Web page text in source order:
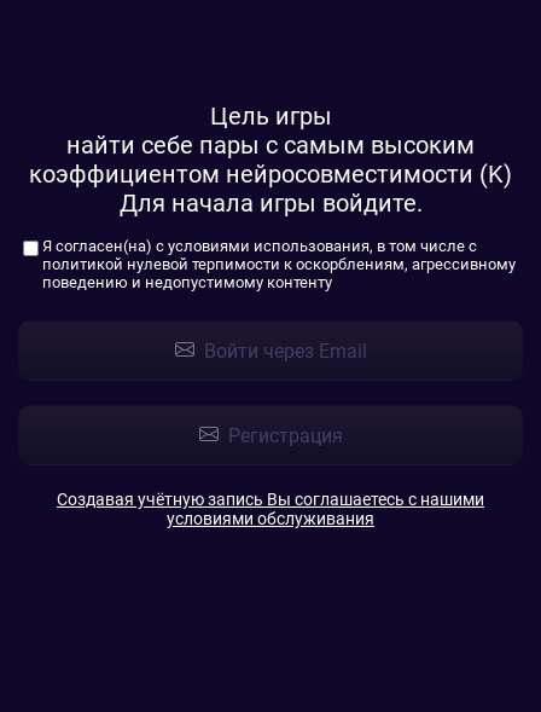
Цель игры
найти себе пары с самым высоким
коэффициентом нейросовместимости (K)
Для начала игры войдите.
Я согласен(на) с условиями использования, в том числе с
политикой нулевой терпимости к оскорблениям, агрессивному
поведению и недопустимому контенту
Войти через Email
Регистрация
Создавая учётную запись Вы соглашаетесь с нашими
условиями обслуживания